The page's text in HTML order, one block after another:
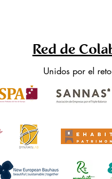
Red de
Unidos por el